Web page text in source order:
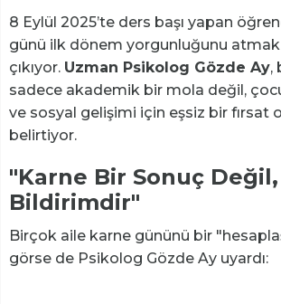
8 Eylül 2025’te ders başı yapan
günü ilk dönem yorgunluğunu
çıkıyor. Uzman Psikolog Gözde Ay,
sadece akademik bir mola değil,
ve sosyal gelişimi için eşsiz bir fırsat
belirtiyor.
"Karne Bir Sonuç
Bildirimdir"
Birçok aile karne gününü bir
görse de Psikolog Gözde Ay uyardı: